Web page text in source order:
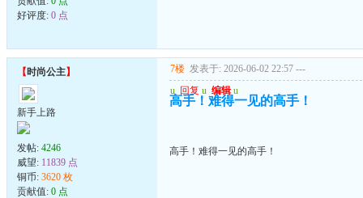
好评度: 0 点
【时尚公主】
新手上路
发帖: 4246
威望: 11839 点
铜币: 3620 枚
贡献值: 0 点
7楼 发表于: 2026-06-02 22:57 ---
u 回复 u 编辑 u
高手！难得一见的高手！
高手！难得一见的高手！